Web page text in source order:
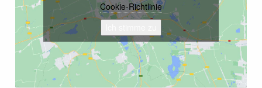
Cookie-Richtlinie